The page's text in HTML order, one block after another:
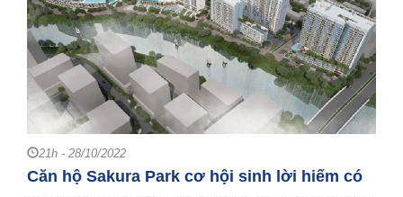
21h - 28/10/2022
Căn hộ Sakura Park cơ hội sinh lời hiếm có